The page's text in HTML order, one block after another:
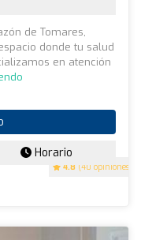
4.8 (40 opiniones)
de Tomares,
donde tu salud
en atención
Horario